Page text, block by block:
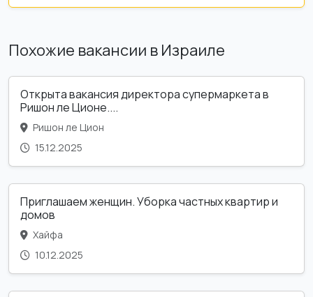
Похожие вакансии в Израиле
Открыта вакансия директора супермаркета в
Ришон ле Ционе....
Ришон ле Цион
15.12.2025
Приглашаем женщин. Уборка частных квартир и
домов
Хайфа
10.12.2025